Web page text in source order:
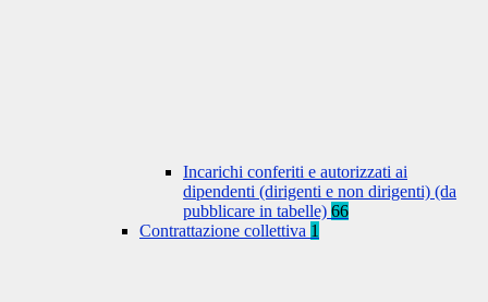
Incarichi conferiti e autorizzati ai
dipendenti (dirigenti e non dirigenti) (da
pubblicare in tabelle) 66
Contrattazione collettiva 1